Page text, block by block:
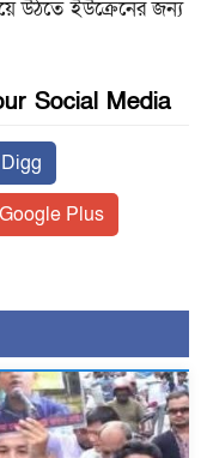
উঠতে ইউক্রেনের জন্য
Social Media
Digg
Google Plus